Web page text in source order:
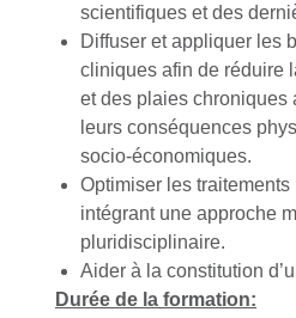
scientifiques et des
Diffuser et appliquer les
cliniques afin de réduire
et des plaies chroniques
leurs conséquences
socio-économiques.
Optimiser les
intégrant une approche
pluridisciplinaire.
Aider à la constitution
Durée de la formation: